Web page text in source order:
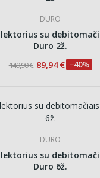
DURO
su
Duro 2ž.
149,90 € 89,94 € −40%
DURO
su
Duro 6ž.